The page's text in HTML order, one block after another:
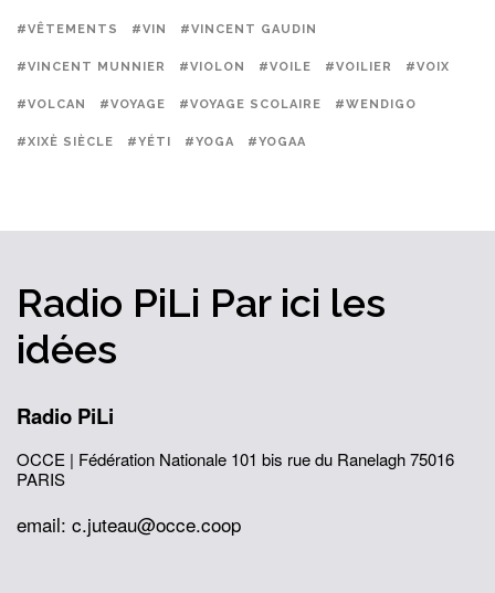
#VÊTEMENTS #VIN #VINCENT GAUDIN
#VINCENT MUNNIER #VIOLON #VOILE #VOILIER #VOIX
#VOLCAN #VOYAGE #VOYAGE SCOLAIRE #WENDIGO
#XIXÈ SIÈCLE #YÉTI #YOGA #YOGAA
Radio PiLi Par ici les
idées
Radio PiLi
OCCE | Fédération Nationale 101 bis rue du Ranelagh75016
PARIS
email: c.juteau@occe.coop